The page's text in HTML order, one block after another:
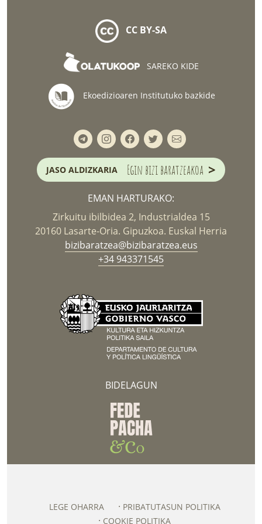
CC BY-SA
SAREKO KIDE
Ekoedizioaren Institutuko bazkide
JASO ALDIZKARIA Egin bizi baratzeakoa >
EMAN HARTURAKO:
Zirkuitu ibilbidea 2, Industrialdea 15
20160 Lasarte-Oria. Gipuzkoa. Euskal Herria
bizibaratzea@bizibaratzea.eus
+34 943371545
BIDELAGUN
LEGE OHARRA
PRIBATUTASUN POLITIKA
COOKIE POLITIKA